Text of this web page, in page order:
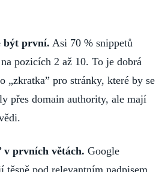
být první. Asi 70 % snippetů
pozicích 2 až 10. To je dobrá
„zkratka” pro stránky, které by se
přes domain authority, ale mají
prvních větách. Google
pod relevantním nadpisem